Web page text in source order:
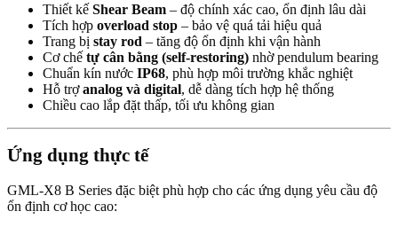
Thiết kế Shear Beam – độ chính xác cao, ổn định lâu dài
Tích hợp overload stop – bảo vệ quá tải hiệu quả
Trang bị stay rod – tăng độ ổn định khi vận hành
Cơ chế tự cân bằng (self-restoring) nhờ pendulum bearing
Chuẩn kín nước IP68, phù hợp môi trường khắc nghiệt
Hỗ trợanalog và digital, dễ dàng tích hợp hệ thống
Chiều cao lắp đặt thấp, tối ưu không gian
Ứng dụng thực tế
GML-X8 B Series đặc biệt phù hợp cho các ứng dụng yêu cầu độ
ổn định cơ học cao: